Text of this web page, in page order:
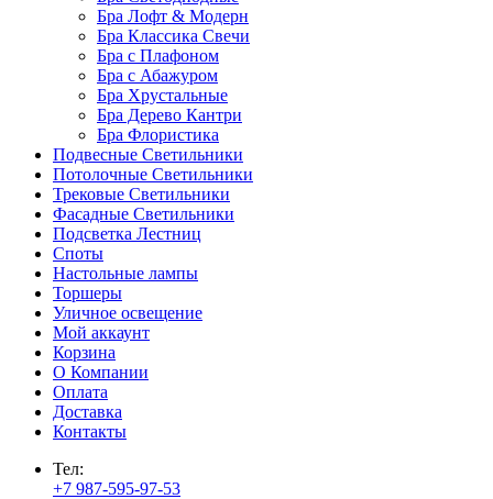
Бра Лофт & Модерн
Бра Классика Свечи
Бра с Плафоном
Бра с Абажуром
Бра Хрустальные
Бра Дерево Кантри
Бра Флористика
Подвесные Светильники
Потолочные Светильники
Трековые Светильники
Фасадные Светильники
Подсветка Лестниц
Споты
Настольные лампы
Торшеры
Уличное освещение
Мой аккаунт
Корзина
О Компании
Оплата
Доставка
Контакты
Тел:
+7 987-595-97-53